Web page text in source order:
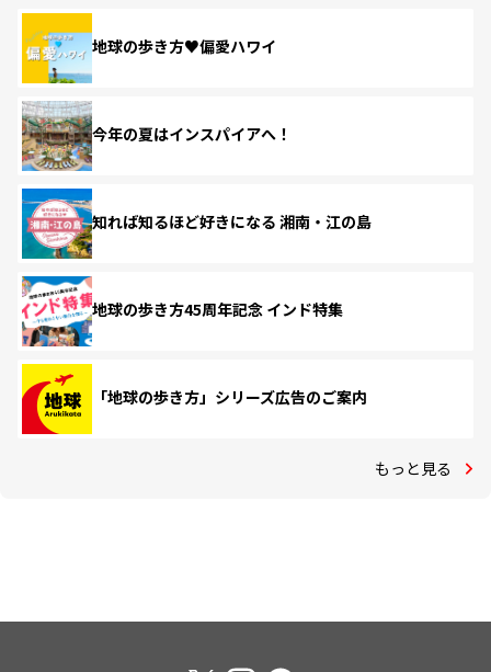
地球の歩き方♥偏愛ハワイ
今年の夏はインスパイアへ！
知れば知るほど好きになる 湘南・江の島
地球の歩き方45周年記念 インド特集
「地球の歩き方」シリーズ広告のご案内
もっと見る